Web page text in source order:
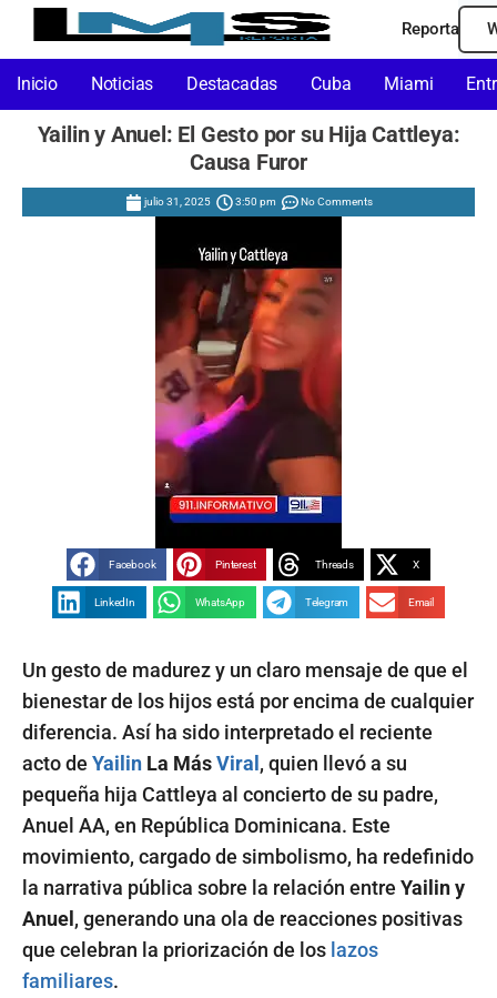
Reporta
Inicio Noticias Destacadas Cuba Miami
Yailin y Anuel: El Gesto por su Hija Cattleya:
Causa Furor
julio 31, 2025 3:50 pm No Comments
Facebook Pinterest Threads X
LinkedIn WhatsApp Telegram Email
Un gesto de madurez y un claro mensaje de que el
bienestar de los hijos está por encima de cualquier
diferencia. Así ha sido interpretado el reciente
acto de Yailin La MásViral , quien llevó a su
pequeña hija Cattleya al concierto de su padre,
Anuel AA, en República Dominicana. Este
movimiento, cargado de simbolismo, ha redefinido
la narrativa pública sobre la relación entre Yailin y
Anuel , generando una ola de reacciones positivas
que celebran la priorización de los lazos
familiares.